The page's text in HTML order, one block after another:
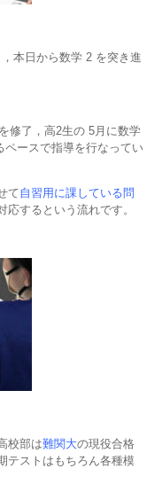
本日から数学 2 を突き進
修了，高2生の 5月に数学
ースで指導を行なってい
て自習用に課している問
応するという流れです。
校部は難関大の現役合格
テストはもちろん各種模